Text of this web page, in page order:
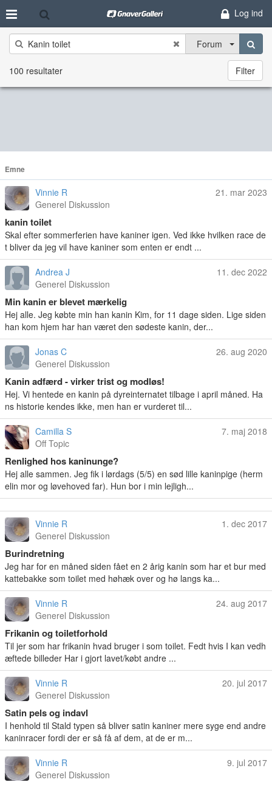
Log ind
Forum
100 resultater Filter
Emne
Vinnie R
Generel Diskussion
21. mar 2023
kanin toilet
Skal efter sommerferien have kaniner igen. Ved ikke hvilken race de
t bliver da jeg vil have kaniner som enten er endt ...
Andrea J
Generel Diskussion
11. dec 2022
Min kanin er blevet mærkelig
Hej alle. Jeg købte min han kanin Kim, for 11 dage siden. Lige siden
han kom hjem har han været den sødeste kanin, der...
Jonas C
Generel Diskussion
26. aug 2020
Kanin adfærd - virker trist og modløs!
Hej. Vi hentede en kanin på dyreinternatet tilbage i april måned. Ha
ns historie kendes ikke, men han er vurderet til...
Camilla S
Off Topic
7. maj 2018
Renlighed hos kaninunge?
Hej alle sammen. Jeg fik i lørdags (5/5) en sød lille kaninpige (herm
elin mor og løvehoved far). Hun bor i min lejligh...
Vinnie R
Generel Diskussion
1. dec 2017
Burindretning
Jeg har for en måned siden fået en 2 årig kanin som har et bur med
kattebakke som toilet med høhæk over og hø langs ka...
Vinnie R
Generel Diskussion
24. aug 2017
Frikanin og toiletforhold
Til jer som har frikanin hvad bruger i som toilet. Fedt hvis I kan vedh
æftede billeder Har i gjort lavet/købt andre ...
Vinnie R
Generel Diskussion
20. jul 2017
Satin pels og indavl
I henhold til Stald typen så bliver satin kaniner mere syge end andre
kaninracer fordi der er så få af dem, at de er m...
Vinnie R
Generel Diskussion
9. jul 2017